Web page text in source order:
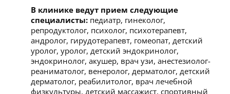
В клинике ведут прием следующие
специалисты: педиатр, гинеколог,
репродуктолог, психолог, психотерапевт,
андролог, гирудотерапевт, гомеопат, детский
уролог, уролог, детский эндокринолог,
эндокринолог, акушер, врач узи, анестезиолог-
реаниматолог, венеролог, дерматолог, детский
дерматолог, реабилитолог, врач лечебной
физкультуры, детский массажист, спортивный